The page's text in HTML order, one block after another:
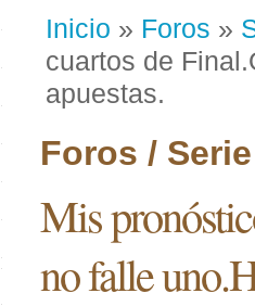
Inicio » Foros »
cuartos de
apuestas.
Foros /
Mis
no falle